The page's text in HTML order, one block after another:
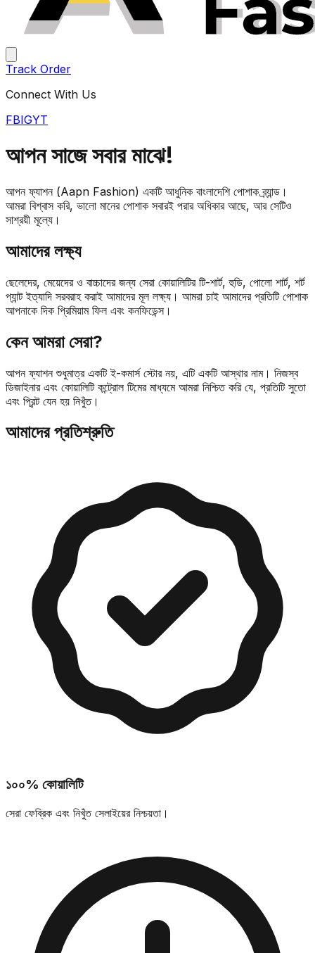
Track Order
Connect With Us
FBIGYT
আপন সাজেসবার মাঝে!
আপন ফ্যাশন (Aapn Fashion) একটি আধুনিক বাংলাদেশি পোশাক ব্র্যান্ড।
আমরা বিশ্বাস করি, ভালো মানের পোশাক সবারই পরার অধিকার আছে, আর সেটিও
সাশ্রয়ী মূল্যে।
আমাদের লক্ষ্য
ছেলেদের, মেয়েদের ও বাচ্চাদের জন্য সেরা কোয়ালিটির টি-শার্ট, হুডি, পোলো শার্ট, শর্ট
প্যান্ট ইত্যাদি সরবরাহ করাই আমাদের মূল লক্ষ্য। আমরা চাই আমাদের প্রতিটি পোশাক
আপনাকে দিক প্রিমিয়াম ফিল এবং কনফিডেন্স।
কেন আমরা সেরা?
আপন ফ্যাশন শুধুমাত্র একটি ই-কমার্স স্টোর নয়, এটি একটি আস্থার নাম। নিজস্ব
ডিজাইনার এবং কোয়ালিটি কন্ট্রোল টিমের মাধ্যমে আমরা নিশ্চিত করি যে, প্রতিটি সুতো
এবং প্রিন্ট যেন হয় নিখুঁত।
আমাদের প্রতিশ্রুতি
১০০% কোয়ালিটি
সেরা ফেব্রিক এবং নিখুঁত সেলাইয়ের নিশ্চয়তা।